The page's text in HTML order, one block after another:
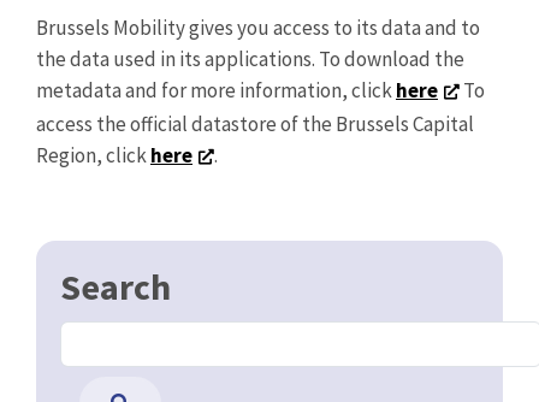
Brussels Mobility gives you access to its data and to
the data used in its applications. To download the
metadata and for more information, clickhere
To
access the official datastore of the Brussels Capital
Region, clickhere .
Search